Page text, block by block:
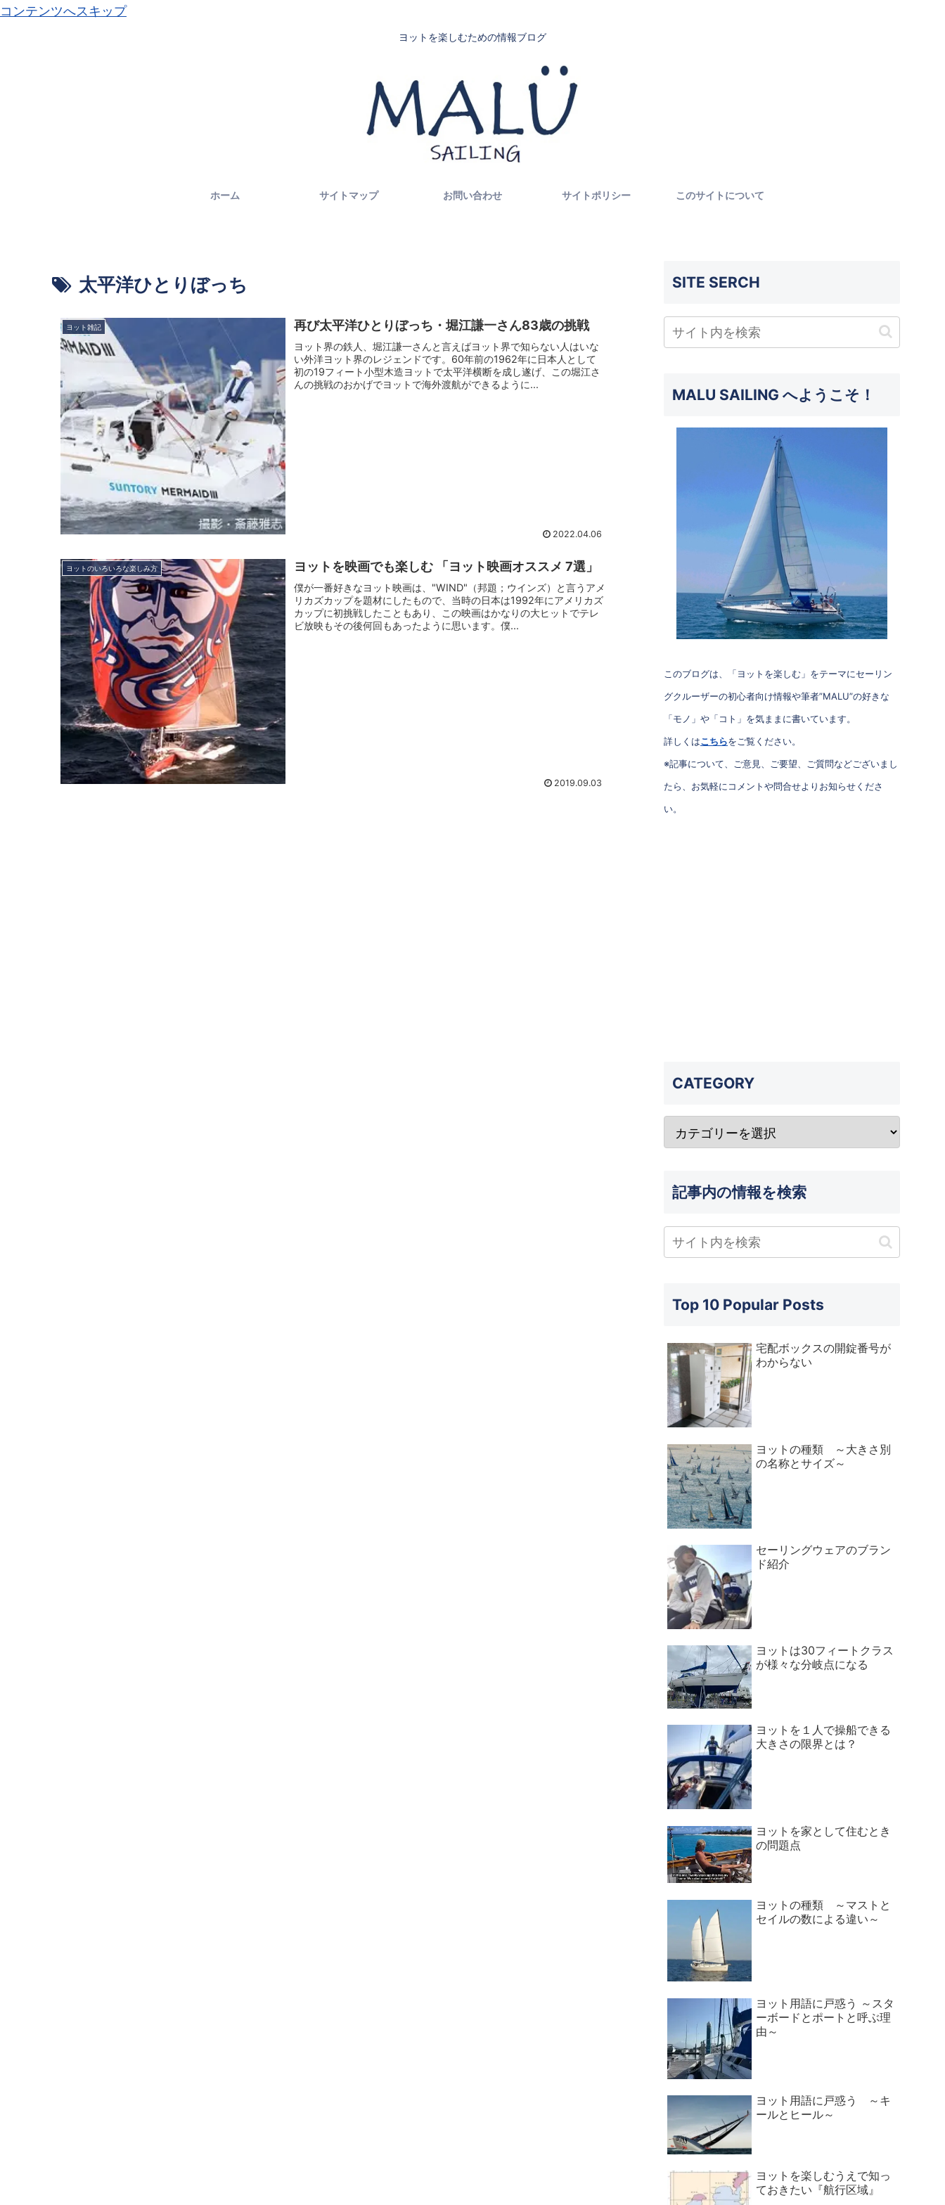
コンテンツへスキップ
ヨットを楽しむための情報ブログ
ホーム サイトマップ お問い合わせ サイトポリシー このサイトについて
太平洋ひとりぼっち
ヨット雑記 再び太平洋ひとりぼっち・堀江謙一さん83歳の挑戦
ヨット界の鉄人、堀江謙一さんと言えばヨット界で知らない人はいな
い外洋ヨット界のレジェンドです。60年前の1962年に日本人として
初の19フィート小型木造ヨットで太平洋横断を成し遂げ、この堀江さ
んの挑戦のおかげでヨットで海外渡航ができるように...
2022.04.06
ヨットのいろいろな楽しみ方 ヨットを映画でも楽しむ 「ヨット映画オススメ 7選」
僕が一番好きなヨット映画は、"WIND"（邦題；ウインズ）と言うアメ
リカズカップを題材にしたもので、当時の日本は1992年にアメリカズ
カップに初挑戦したこともあり、この映画はかなりの大ヒットでテレ
ビ放映もその後何回もあったように思います。僕...
2019.09.03
SITE SERCH
MALU SAILING へようこそ！
このブログは、「ヨットを楽しむ」をテーマにセーリン
グクルーザーの初心者向け情報や筆者”MALU”の好きな
「モノ」や「コト」を気ままに書いています。
詳しくはこちらをご覧ください。
※記事について、ご意見、ご要望、ご質問などございまし
たら、お気軽にコメントや問合せよりお知らせくださ
い。
CATEGORY
記事内の情報を検索
Top 10 Popular Posts
宅配ボックスの開錠番号が
わからない
ヨットの種類 ～大きさ別
の名称とサイズ～
セーリングウェアのブラン
ド紹介
ヨットは30フィートクラス
が様々な分岐点になる
ヨットを１人で操船できる
大きさの限界とは？
ヨットを家として住むとき
の問題点
ヨットの種類 ～マストと
セイルの数による違い～
ヨット用語に戸惑う ～スタ
ーボードとポートと呼ぶ理
由～
ヨット用語に戸惑う ～キ
ールとヒール～
ヨットを楽しむうえで知っ
ておきたい『航行区域』